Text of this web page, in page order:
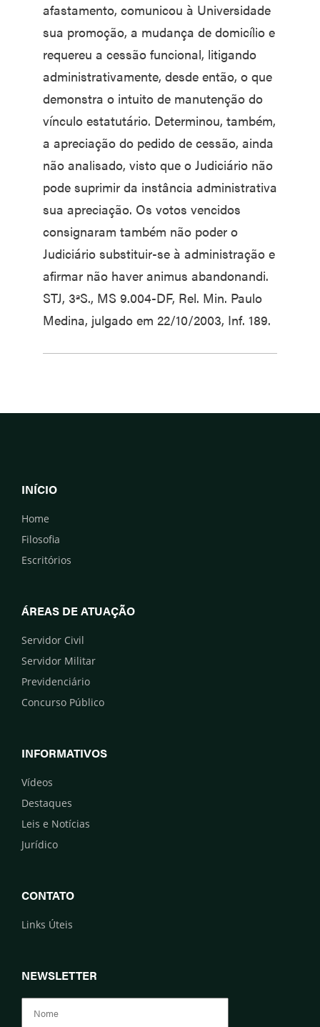
afastamento, comunicou à Universidade
sua promoção, a mudança de domicílio e
requereu a cessão funcional, litigando
administrativamente, desde então, o que
demonstra o intuito de manutenção do
vínculo estatutário. Determinou, também,
a apreciação do pedido de cessão, ainda
não analisado, visto que o Judiciário não
pode suprimir da instância administrativa
sua apreciação. Os votos vencidos
consignaram também não poder o
Judiciário substituir-se à administração e
afirmar não haver animus abandonandi.
STJ, 3ªS., MS 9.004-DF, Rel. Min. Paulo
Medina, julgado em 22/10/2003, Inf. 189.
INÍCIO
Home
Filosofia
Escritórios
ÁREAS DE ATUAÇÃO
Servidor Civil
Servidor Militar
Previdenciário
Concurso Público
INFORMATIVOS
Vídeos
Destaques
Leis e Notícias
Jurídico
CONTATO
Links Úteis
NEWSLETTER